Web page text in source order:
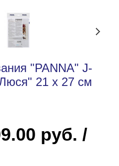
"PANNA" J-
21 х 27 см
руб. /